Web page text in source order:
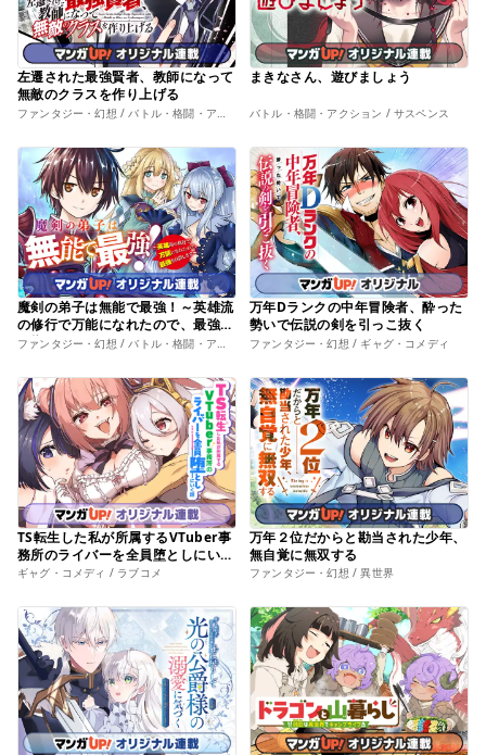
左遷された最強賢者、教師になって
無敵のクラスを作り上げる
まきなさん、遊びましょう
バトル・格闘・アクション / サスペンス
魔剣の弟子は無能で最強！～英雄流
の修行で万能になれたので、最強を
目指します～
万年Dランクの中年冒険者、酔った
勢いで伝説の剣を引っこ抜く
ファンタジー・幻想 / ギャグ・コメディ
TS転生した私が所属するVTuber事
務所のライバーを全員堕としにいく
話
ギャグ・コメディ / ラブコメ
万年２位だからと勘当された少年、
無自覚に無双する
ファンタジー・幻想 / 異世界